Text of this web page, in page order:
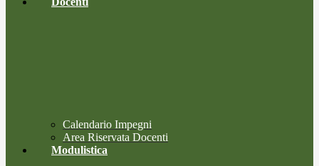
Calendario Impegni
Area Riservata Docenti
Modulistica